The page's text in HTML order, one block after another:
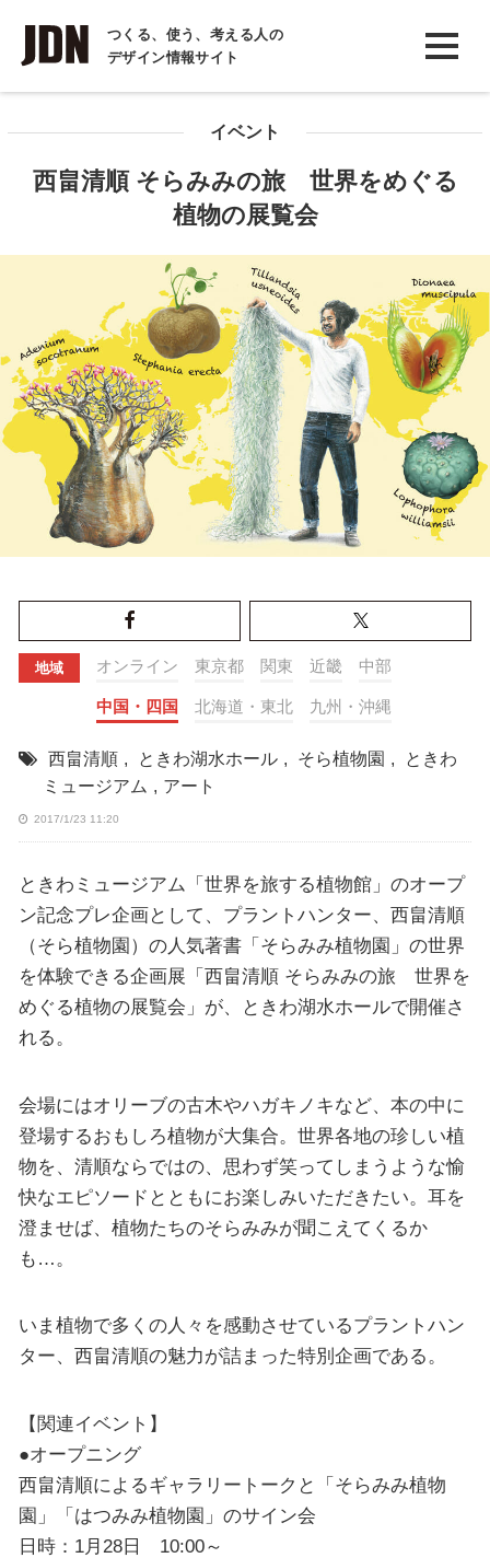
つくる、使う、考える人の
デザイン情報サイト
INTERVIEW
インタビュー
イベント
西畠清順 そらみみの旅 世界をめぐる
植物の展覧会
地域 オンライン 東京都 関東 近畿 中部
中国・四国 北海道・東北 九州・沖縄
西畠清順 , ときわ湖水ホール , そら植物園 ,
ときわ
ミュージアム , アート
2017/1/23 11:20
ときわミュージアム「世界を旅する植物館」のオープ
ン記念プレ企画として、プラントハンター、西畠清順
（そら植物園）の人気著書「そらみみ植物園」の世界
を体験できる企画展「西畠清順 そらみみの旅 世界を
めぐる植物の展覧会」が、ときわ湖水ホールで開催さ
れる。
会場にはオリーブの古木やハガキノキなど、本の中に
登場するおもしろ植物が大集合。世界各地の珍しい植
物を、清順ならではの、思わず笑ってしまうような愉
快なエピソードとともにお楽しみいただきたい。耳を
澄ませば、植物たちのそらみみが聞こえてくるか
も…。
いま植物で多くの人々を感動させているプラントハン
ター、西畠清順の魅力が詰まった特別企画である。
【関連イベント】
●オープニング
西畠清順によるギャラリートークと「そらみみ植物
園」「はつみみ植物園」のサイン会
日時：1月28日 10:00～